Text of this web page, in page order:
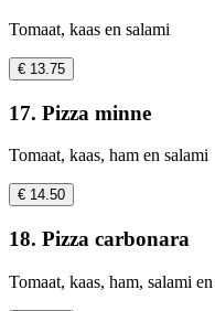
Tomaat, kaas en salami
€ 13.75
17. Pizza minne
Tomaat, kaas, ham en salami
€ 14.50
18. Pizza carbonara
Tomaat, kaas, ham, salami